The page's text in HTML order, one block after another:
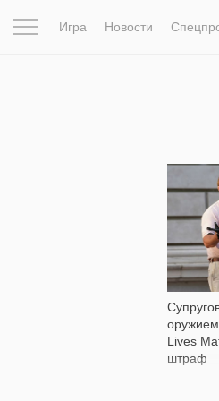
Игра Новости
Lives
штраф